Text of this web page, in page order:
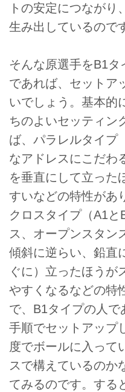
トの安定につながり
生み出しているので
そんな原選手をB1
であれば、セットア
いでしょう。基本的
ちのよいセッティン
ば、パラレルタイプ
なアドレスにこだわ
を垂直にして立った
すいなどの特性があ
クロスタイプ（A1
ス、オープンスタン
傾斜に逆らい、鉛直
ぐに）立ったほうが
やすくなるなどの特
で、B1タイプの人で
手順でセットアップ
度でボールに入って
スで構えているのか
てみるのです。する